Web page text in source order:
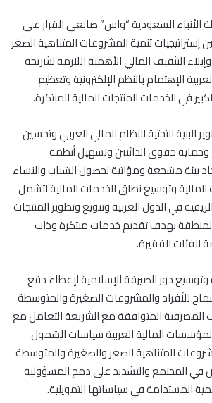
الأنباء السعودية “واس” صانعي القرار على
إستراتيجيات تنمية المشروعات المتناهية الصغر
التثقيف المالي الأهمية اللازمة لشريحة
الإهتمام بالنظم الإلكترونية وتعظيم
في الخدمات المنتجات المالية المبتكرة.
البنية التحتية للنظام المالي العربي وتحسين
وحماية حقوق الدائنين وتسهيل أنظمة
بيئة مشجعة ومؤاتية لحصول الشباب والنساء
وتوسيع نطاق الخدمات المالية لتشمل
في الدول العربية وتنويع وتطوير المنتجات
بهدف تقديم خدمات مبتكرة وذات
الفقيرة.
وتوسيع دور الصيرفة الإسلامية لإعطاء دفع
للأفراد والمشروعات الصغيرة والمتوسطة
المصرفية المتوافقة مع الشريعة التعامل مع
المالية العربية سياسات الشمول
المتناهية الصغر والصغيرة والمتوسطة
في المجتمع والتشديد على دمج المسؤولية
المستدامة في سياساتها التمويلية.